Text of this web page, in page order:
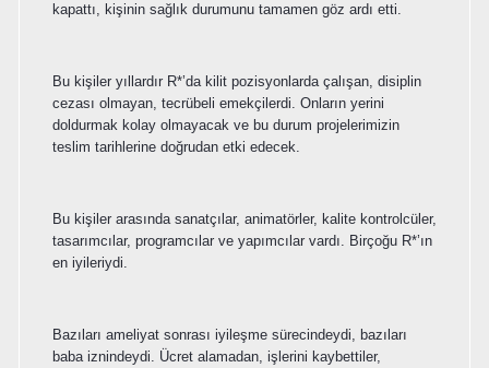
kapattı, kişinin sağlık durumunu tamamen göz ardı etti.
Bu kişiler yıllardır R*’da kilit pozisyonlarda çalışan, disiplin
cezası olmayan, tecrübeli emekçilerdi. Onların yerini
doldurmak kolay olmayacak ve bu durum projelerimizin
teslim tarihlerine doğrudan etki edecek.
Bu kişiler arasında sanatçılar, animatörler, kalite kontrolcüler,
tasarımcılar, programcılar ve yapımcılar vardı. Birçoğu R*’ın
en iyileriydi.
Bazıları ameliyat sonrası iyileşme sürecindeydi, bazıları
baba iznindeydi. Ücret alamadan, işlerini kaybettiler,